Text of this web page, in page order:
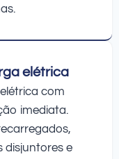
elétrica
com
imediata.
disjuntores e